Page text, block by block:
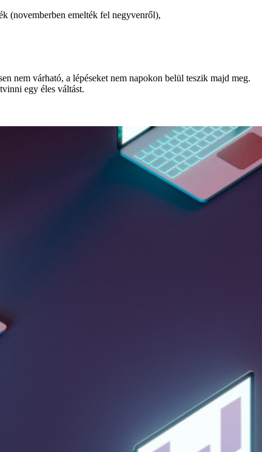
(novemberben emelték fel negyvenről),
nem várható, a lépéseket nem napokon belül teszik majd meg.
egy éles váltást.